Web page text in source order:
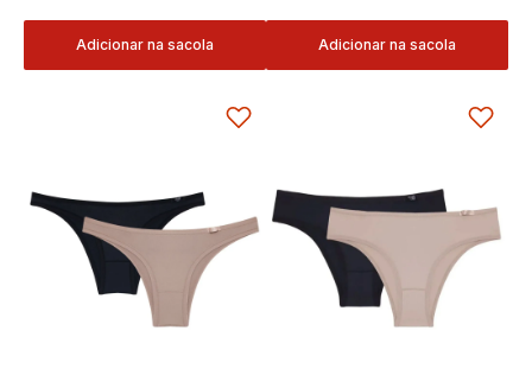
Adicionar na sacola Adicionar na sacola